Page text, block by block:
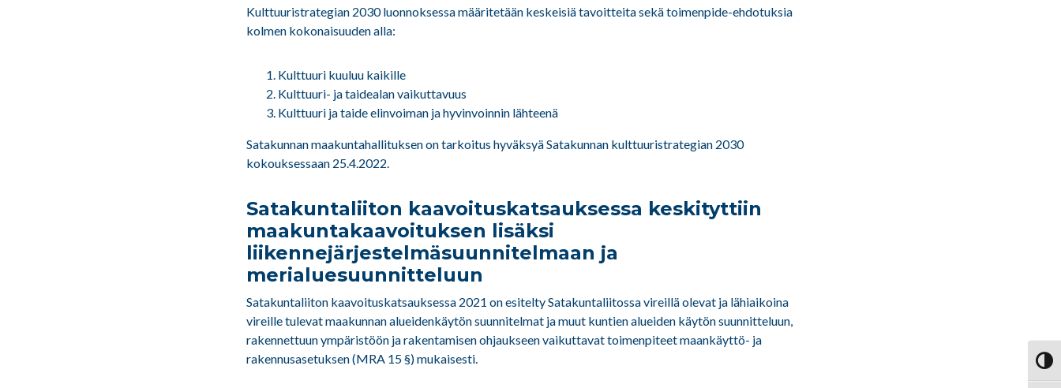
Kulttuuristrategian 2030 luonnoksessa määritetään keskeisiä tavoitteita sekä toimenpide-ehdotuksia
kolmen kokonaisuuden alla:
Kulttuuri kuuluu kaikille
Kulttuuri- ja taidealan vaikuttavuus
Kulttuuri ja taide elinvoiman ja hyvinvoinnin lähteenä
Satakunnan maakuntahallituksen on tarkoitus hyväksyä Satakunnan kulttuuristrategian 2030
kokouksessaan 25.4.2022.
Satakuntaliiton kaavoituskatsauksessa keskityttiin
maakuntakaavoituksen lisäksi
liikennejärjestelmäsuunnitelmaan ja
merialuesuunnitteluun
Satakuntaliiton kaavoituskatsauksessa 2021 on esitelty Satakuntaliitossa vireillä olevat ja lähiaikoina
vireille tulevat maakunnan alueidenkäytön suunnitelmat ja muut kuntien alueiden käytön suunnitteluun,
rakennettuun ympäristöön ja rakentamisen ohjaukseen vaikuttavat toimenpiteet maankäyttö- ja
rakennusasetuksen (MRA 15 §) mukaisesti.